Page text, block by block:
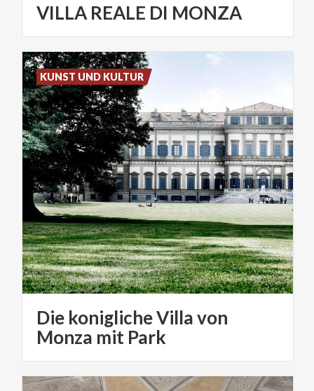
VILLA REALE DI MONZA
Die konigliche Villa von
Monza mit Park
KUNST UND KULTUR